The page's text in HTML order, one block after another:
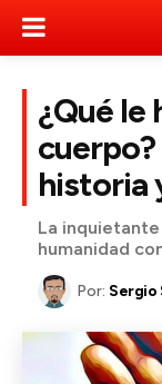
¿Qué le
historia
La
humanidad
Por: Sergio